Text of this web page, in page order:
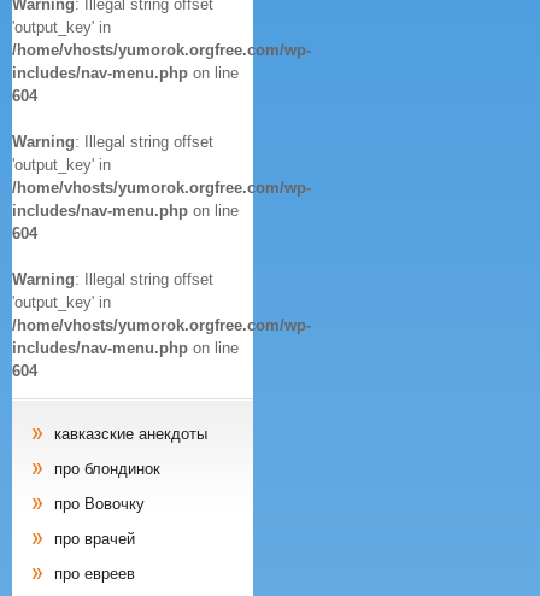
Warning: Illegal string offset
'output_key' in
/home/vhosts/yumorok.orgfree.com/wp-
includes/nav-menu.php on line
604
Warning: Illegal string offset
'output_key' in
/home/vhosts/yumorok.orgfree.com/wp-
includes/nav-menu.php on line
604
Warning: Illegal string offset
'output_key' in
/home/vhosts/yumorok.orgfree.com/wp-
includes/nav-menu.php on line
604
кавказские анекдоты
про блондинок
про Вовочку
про врачей
про евреев